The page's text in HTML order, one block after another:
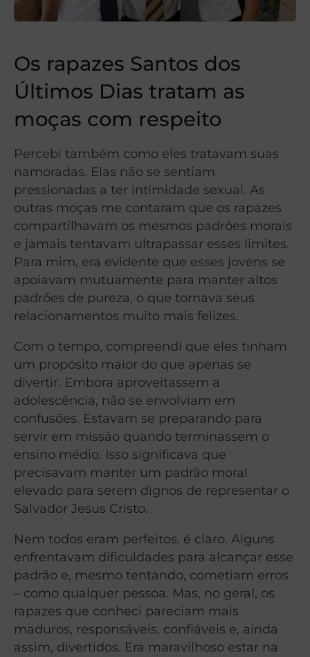
Os rapazes Santos dos
Últimos Dias tratam as
moças com respeito
Percebi também como eles tratavam suas
namoradas. Elas não se sentiam
pressionadas a ter intimidade sexual. As
outras moças me contaram que os rapazes
compartilhavam os mesmos padrões morais
e jamais tentavam ultrapassar esses limites.
Para mim, era evidente que esses jovens se
apoiavam mutuamente para manter altos
padrões de pureza, o que tornava seus
relacionamentos muito mais felizes.
Com o tempo, compreendi que eles tinham
um propósito maior do que apenas se
divertir. Embora aproveitassem a
adolescência, não se envolviam em
confusões. Estavam se preparando para
servir em missão quando terminassem o
ensino médio. Isso significava que
precisavam manter um padrão moral
elevado para serem dignos de representar o
Salvador Jesus Cristo.
Nem todos eram perfeitos, é claro. Alguns
enfrentavam dificuldades para alcançar esse
padrão e, mesmo tentando, cometiam erros
– como qualquer pessoa. Mas, no geral, os
rapazes que conheci pareciam mais
maduros, responsáveis, confiáveis e, ainda
assim, divertidos. Era maravilhoso estar na